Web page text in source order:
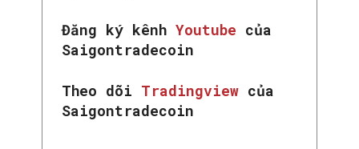
Đăng ký kênh Youtube của
Saigontradecoin
Theo dõi Tradingview của
Saigontradecoin